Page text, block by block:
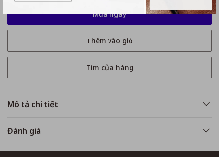
Mô tả chi tiết
Đánh giá
Mua ngay
Thêm vào giỏ
Tìm cửa hàng